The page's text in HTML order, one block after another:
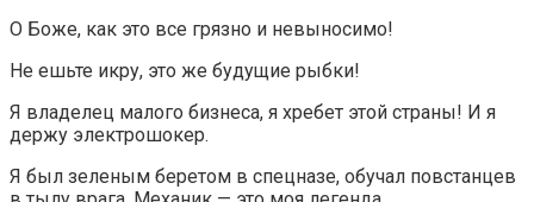
О Боже, как это все грязно и невыносимо!
Не ешьте икру, это же будущие рыбки!
Я владелец малого бизнеса, я хребет этой страны! И я
держу электрошокер.
Я был зеленым беретом в спецназе, обучал повстанцев